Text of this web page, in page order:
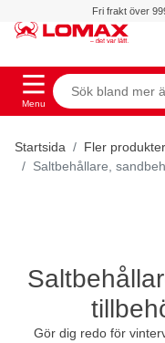
Fri frakt över
Menu
Startsida Fler produkter
Saltbehållare,
Gör dig redo för